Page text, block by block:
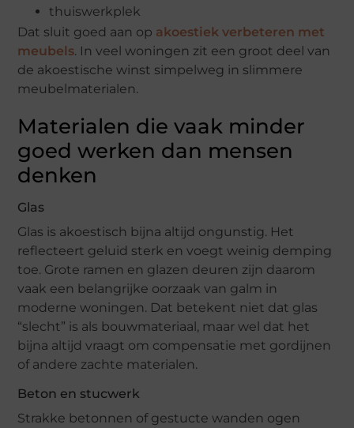
thuiswerkplek
Dat sluit goed aan op akoestiek verbeteren met
meubels. In veel woningen zit een groot deel van
de akoestische winst simpelweg in slimmere
meubelmaterialen.
Materialen die vaak minder
goed werken dan mensen
denken
Glas
Glas is akoestisch bijna altijd ongunstig. Het
reflecteert geluid sterk en voegt weinig demping
toe. Grote ramen en glazen deuren zijn daarom
vaak een belangrijke oorzaak van galm in
moderne woningen. Dat betekent niet dat glas
“slecht” is als bouwmateriaal, maar wel dat het
bijna altijd vraagt om compensatie met gordijnen
of andere zachte materialen.
Beton en stucwerk
Strakke betonnen of gestucte wanden ogen